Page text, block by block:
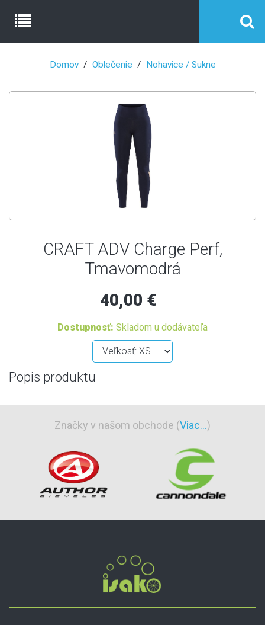
Domov Oblečenie Nohavice / Sukne
CRAFT ADV Charge Perf,
Tmavomodrá
40,00 €
Dostupnosť: Skladom u dodávateľa
Popis produktu
Značky v našom obchode (Viac...)